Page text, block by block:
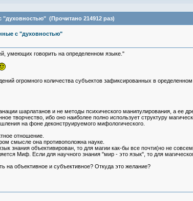
(Прочитано 214912 раз)
с "духовностью"
умеющих говорить на определенном языке."
огромного количества субъектов зафиксированных в
шарлатанов и не методы психического манипулирования, а ее
творчество, ибо оно наиболее полно использует структуру
на фоне деконструируемого мифологического.
отношение.
смысле она противоположна науке.
знания объективирован, то для магии как-бы все почти(но не
Миф. Если для научного знания "мир - это язык", то для
на объективное и субъективное? Откуда это желание?